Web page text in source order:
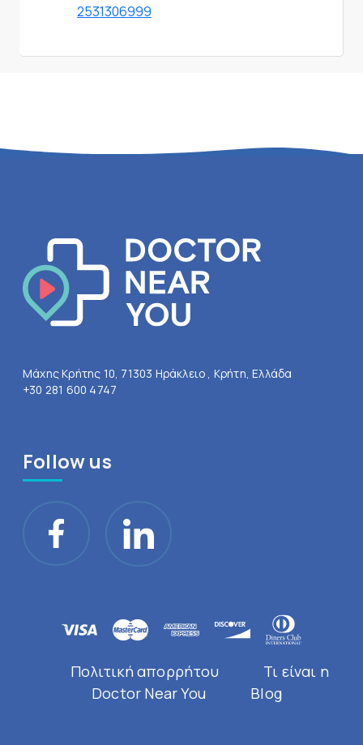
2531306999
Μάχης Κρήτης 10, 71303 Ηράκλειο , Κρήτη, Ελλάδα
+30 281 600 4747
Follow us
Πολιτική απορρήτου
Τι είναι η
Doctor Near You
Blog